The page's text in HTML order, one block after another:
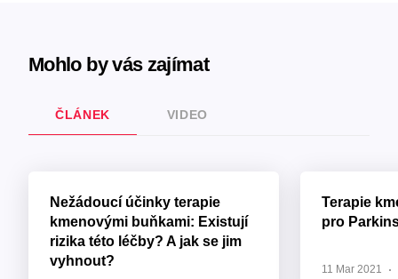
Mohlo by vás zajímat
ČLÁNEK VIDEO
Nežádoucí účinky terapie
kmenovými buňkami: Existují
rizika této léčby? A jak se jim
vyhnout?
Terapie
pro
11 Mar 2021